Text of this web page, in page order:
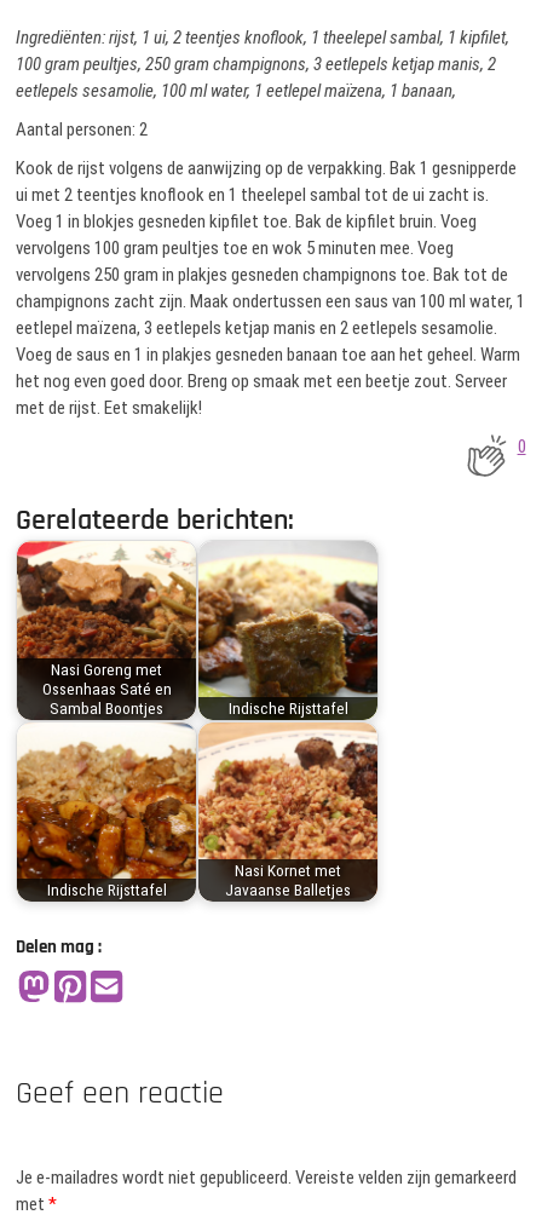
Ingrediënten: rijst, 1 ui, 2 teentjes knoflook, 1 theelepel sambal, 1 kipfilet,
100 gram peultjes, 250 gram champignons, 3 eetlepels ketjap manis, 2
eetlepels sesamolie, 100 ml water, 1 eetlepel maïzena, 1 banaan,
Aantal personen: 2
Kook de rijst volgens de aanwijzing op de verpakking. Bak 1 gesnipperde
ui met 2 teentjes knoflook en 1 theelepel sambal tot de ui zacht is.
Voeg 1 in blokjes gesneden kipfilet toe. Bak de kipfilet bruin. Voeg
vervolgens 100 gram peultjes toe en wok 5 minuten mee. Voeg
vervolgens 250 gram in plakjes gesneden champignons toe. Bak tot de
champignons zacht zijn. Maak ondertussen een saus van 100 ml water, 1
eetlepel maïzena, 3 eetlepels ketjap manis en 2 eetlepels sesamolie.
Voeg de saus en 1 in plakjes gesneden banaan toe aan het geheel. Warm
het nog even goed door. Breng op smaak met een beetje zout. Serveer
met de rijst. Eet smakelijk!
0
Gerelateerde berichten:
Nasi Goreng met
Ossenhaas Saté en
Sambal Boontjes
Indische Rijsttafel
Indische Rijsttafel
Nasi Kornet met
Javaanse Balletjes
Delen mag :
Geef een reactie
Je e-mailadres wordt niet gepubliceerd. Vereiste velden zijn gemarkeerd
met*